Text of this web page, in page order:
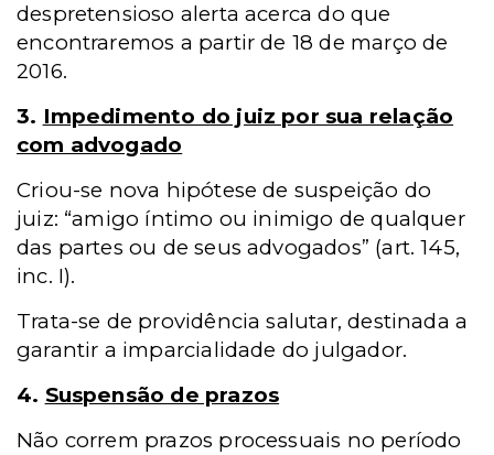
despretensioso alerta acerca do que
encontraremos a partir de 18 de março de
2016.
3. Impedimento do juiz por sua relação
com advogado
Criou-se nova hipótese de suspeição do
juiz: “amigo íntimo ou inimigo de qualquer
das partes ou de seus advogados” (art. 145,
inc. I).
Trata-se de providência salutar, destinada a
garantir a imparcialidade do julgador.
4. Suspensão de prazos
Não correm prazos processuais no período